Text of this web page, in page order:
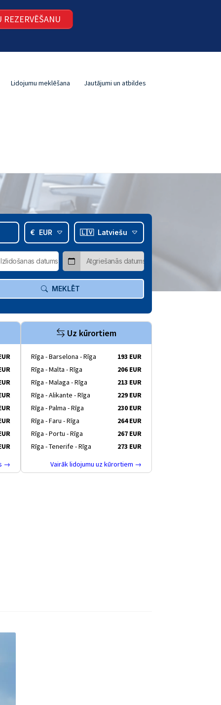
REZERVĒŠANU
Lidojumu meklēšana Jautājumi un atbildes
€ EUR 🇱🇻 Latviešu
MEKLĒT
→
Uz kūrortiem
Rīga - Barselona - Rīga
193 EUR
Rīga - Malta - Rīga
206 EUR
Rīga - Malaga - Rīga
213 EUR
Rīga - Alikante - Rīga
229 EUR
Rīga - Palma - Rīga
230 EUR
Rīga - Faru - Rīga
264 EUR
Rīga - Portu - Rīga
267 EUR
Rīga - Tenerife - Rīga
273 EUR
Vairāk lidojumu uz kūrortiem →